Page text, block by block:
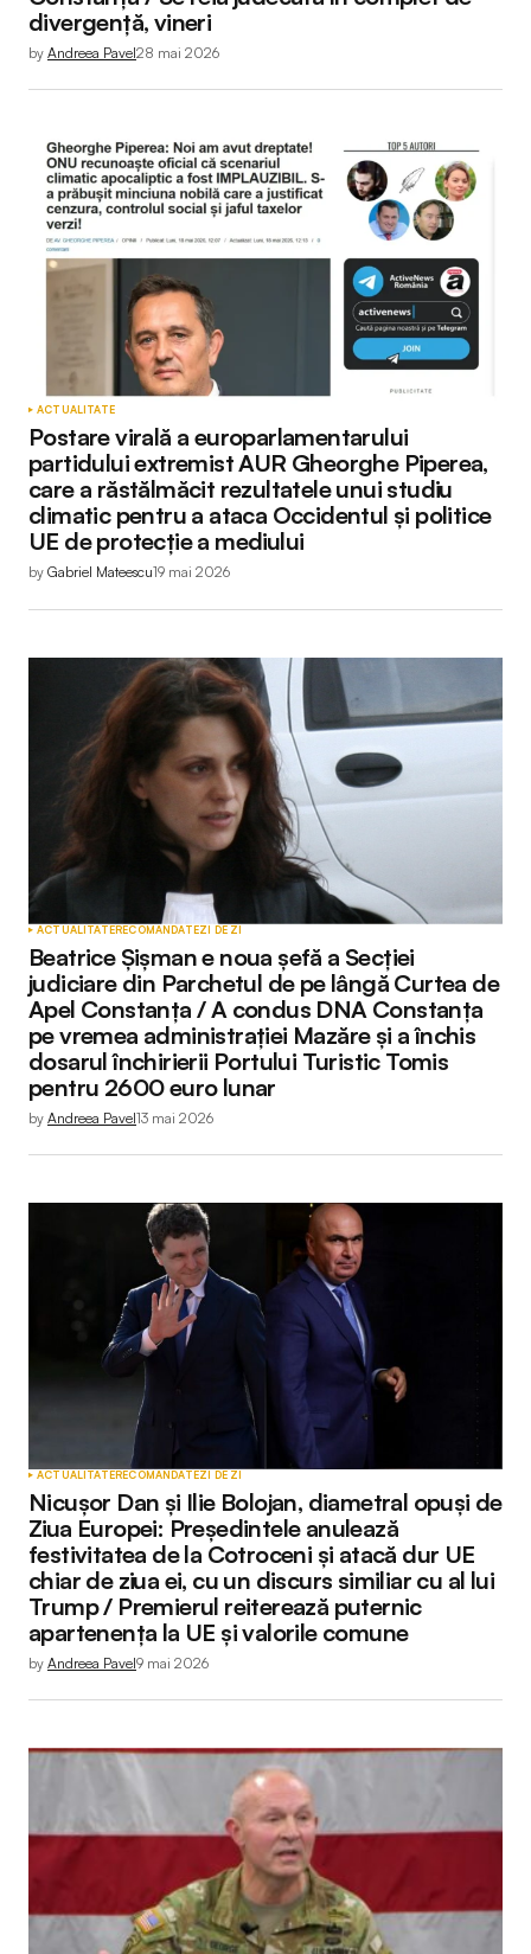
divergență, vineri
by Andreea Pavel28 mai 2026
ACTUALITATE
Postare virală a europarlamentarului
partidului extremist AUR Gheorghe Piperea,
care a răstălmăcit rezultatele unui studiu
climatic pentru a ataca Occidentul și politice
UE de protecție a mediului
by Gabriel Mateescu19 mai 2026
ACTUALITATERECOMANDATEZI DE ZI
Beatrice Șișman e noua șefă a Secției
judiciare din Parchetul de pe lângă Curtea de
Apel Constanța / A condus DNA Constanța
pe vremea administrației Mazăre și a închis
dosarul închirierii Portului Turistic Tomis
pentru 2600 euro lunar
by Andreea Pavel13 mai 2026
ACTUALITATERECOMANDATEZI DE ZI
Nicușor Dan și Ilie Bolojan, diametral opuși de
Ziua Europei: Președintele anulează
festivitatea de la Cotroceni și atacă dur UE
chiar de ziua ei, cu un discurs similiar cu al lui
Trump / Premierul reiterează puternic
apartenența la UE și valorile comune
by Andreea Pavel9 mai 2026